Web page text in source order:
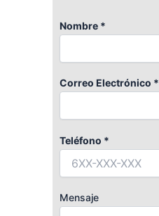
Nombre *
Correo Electrónico *
Teléfono *
Mensaje